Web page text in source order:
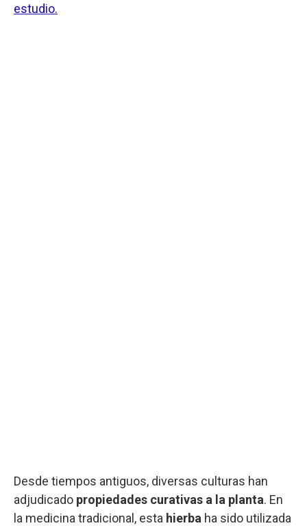
estudio.
Desde tiempos antiguos, diversas culturas han
adjudicado propiedades curativas a la planta. En
la medicina tradicional, esta hierba ha sido utilizada